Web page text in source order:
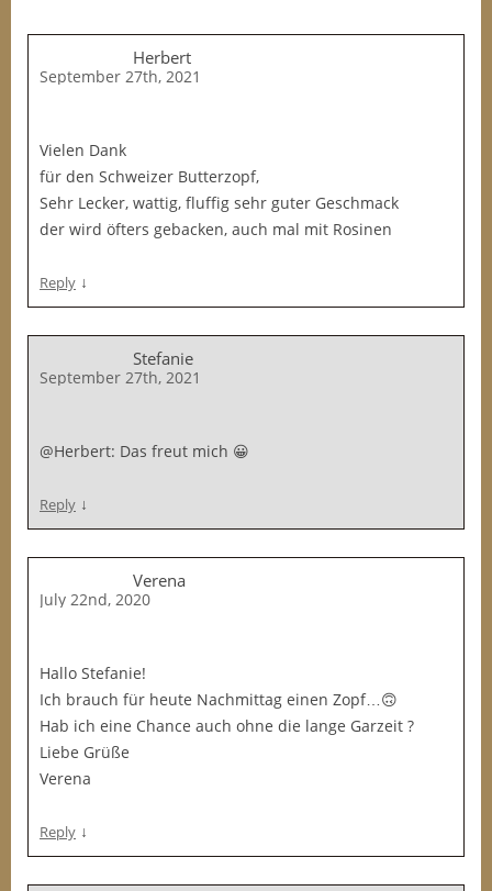
Herbert
September 27th, 2021
Vielen Dank
für den Schweizer Butterzopf,
Sehr Lecker, wattig, fluffig sehr guter Geschmack
der wird öfters gebacken, auch mal mit Rosinen
Reply ↓
Stefanie
September 27th, 2021
@Herbert: Das freut mich 😀
Reply ↓
Verena
July 22nd, 2020
Hallo Stefanie!
Ich brauch für heute Nachmittag einen Zopf…🙃
Hab ich eine Chance auch ohne die lange Garzeit ?
Liebe Grüße
Verena
Reply ↓